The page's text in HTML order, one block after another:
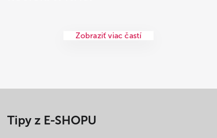
Zobraziť viac častí
Tipy z E-SHOPU